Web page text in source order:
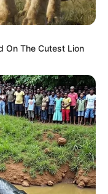
On The Cutest Lion